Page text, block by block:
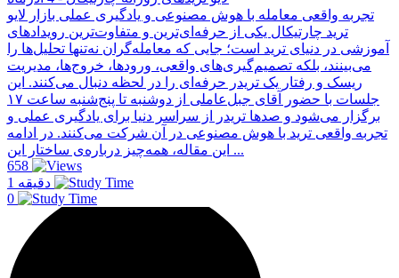
تجربه واقعی معامله با هوش مصنوعی و یادگیری عملی بازار لایو
ترید چارتیکال یکی از حرفه‌ای‌ترین و متفاوت‌ترین رویدادهای
آموزشی در دنیای ترید است؛ جایی که معامله‌گران نه‌تنها تحلیل‌ها را
می‌بینند، بلکه تصمیم‌گیری‌های واقعی، ورودها، خروج‌ها، مدیریت
ریسک و رفتار یک تریدر حرفه‌ای را در لحظه دنبال می‌کنند. این
جلسات با حضور آقای جبل‌عاملی از دو‌شنبه تا پنج‌شنبه ساعت ۱۷
برگزار می‌شود و صدها تریدر از سراسر دنیا برای یادگیری عملی و
تجربه واقعی ترید با هوش مصنوعی در آن شرکت می‌کنند. در ادامه
این مقاله، همه‌چیز درباره‌ی ساختار این ...
658
1 دقیقه
0